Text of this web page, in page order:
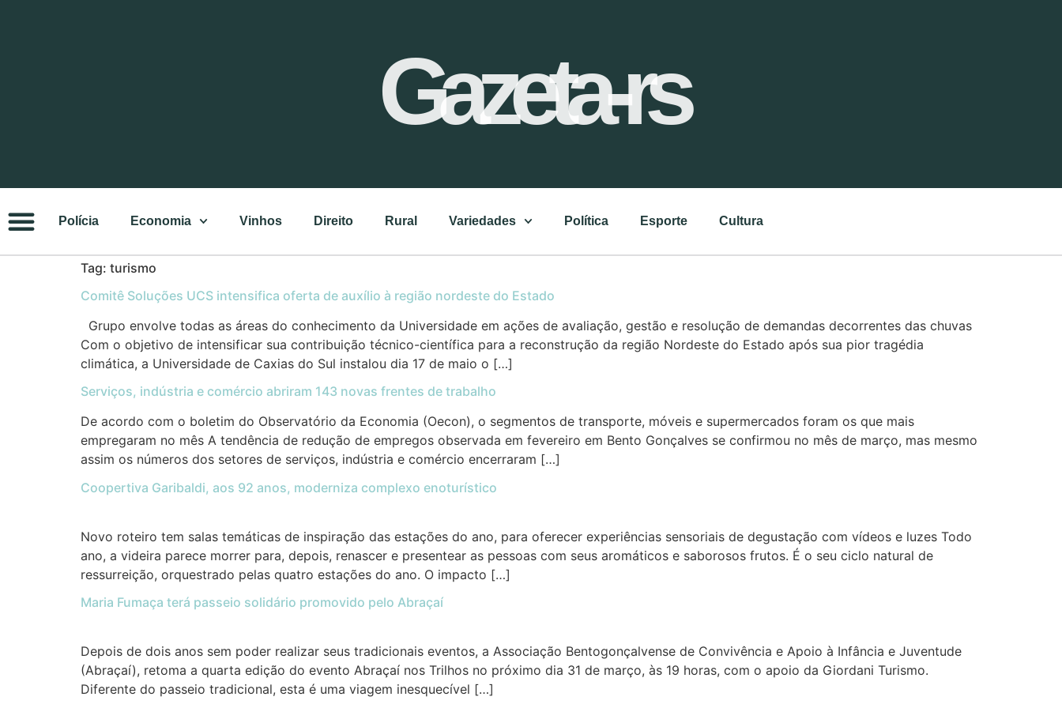
Gazeta-rs
Polícia Economia Vinhos Direito Rural Variedades Política Esporte Cultura
Tag: turismo
Comitê Soluções UCS intensifica oferta de auxílio à região nordeste do Estado
Grupo envolve todas as áreas do conhecimento da Universidade em ações de avaliação, gestão e resolução de demandas decorrentes das chuvas
Com o objetivo de intensificar sua contribuição técnico-científica para a reconstrução da região Nordeste do Estado após sua pior tragédia
climática, a Universidade de Caxias do Sul instalou dia 17 de maio o […]
Serviços, indústria e comércio abriram 143 novas frentes de trabalho
De acordo com o boletim do Observatório da Economia (Oecon), o segmentos de transporte, móveis e supermercados foram os que mais
empregaram no mês A tendência de redução de empregos observada em fevereiro em Bento Gonçalves se confirmou no mês de março, mas mesmo
assim os números dos setores de serviços, indústria e comércio encerraram […]
Coopertiva Garibaldi, aos 92 anos, moderniza complexo enoturístico
Novo roteiro tem salas temáticas de inspiração das estações do ano, para oferecer experiências sensoriais de degustação com vídeos e luzes Todo
ano, a videira parece morrer para, depois, renascer e presentear as pessoas com seus aromáticos e saborosos frutos. É o seu ciclo natural de
ressurreição, orquestrado pelas quatro estações do ano. O impacto […]
Maria Fumaça terá passeio solidário promovido pelo Abraçaí
Depois de dois anos sem poder realizar seus tradicionais eventos, a Associação Bentogonçalvense de Convivência e Apoio à Infância e Juventude
(Abraçaí), retoma a quarta edição do evento Abraçaí nos Trilhos no próximo dia 31 de março, às 19 horas, com o apoio da Giordani Turismo.
Diferente do passeio tradicional, esta é uma viagem inesquecível […]